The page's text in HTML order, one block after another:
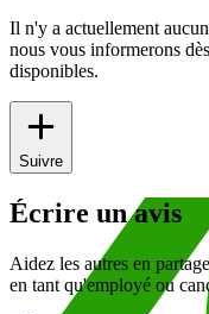
Il n'y a actuellement
nous vous informerons
disponibles.
Suivre
Écrire un avis
Aidez les autres en
en tant qu'employé ou